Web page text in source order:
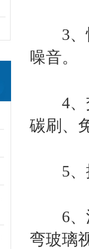
3、恒
噪音。
4、交
碳刷、
5、振
6、流
弯玻璃